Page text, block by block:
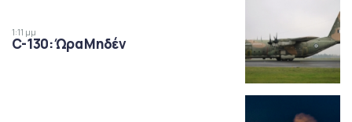
1:11 μμ
C-130: Ώρα Μηδέν